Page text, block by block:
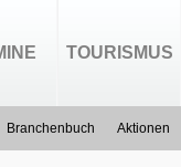
TOURISMUS
Branchenbuch Aktionen